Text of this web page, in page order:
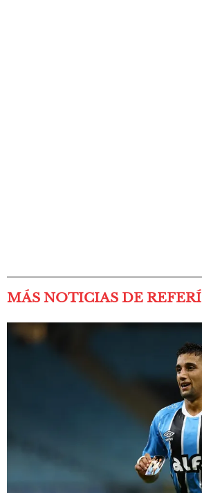
MÁS NOTICIAS DE REFERÍ